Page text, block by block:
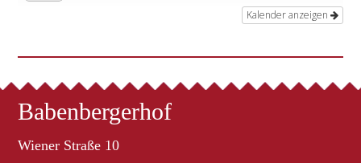
Kalender anzeigen
Babenbergerhof
Wiener Straße 10